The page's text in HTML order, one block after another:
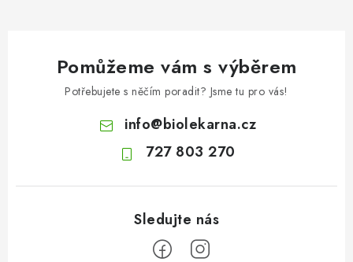
Pomůžeme vám s výběrem
Potřebujete s něčím poradit? Jsme tu pro vás!
info@biolekarna.cz
727 803 270